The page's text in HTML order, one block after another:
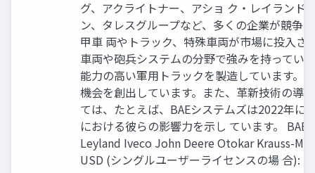
グ、アクライトナー、アショ ク・レイラン
ン、タレスグループなど、多くの企業が競争
甲車 両やトラック、特殊車両が市場に投入
車両や砲兵システムの分野で強みを持ってい
能力の高い軍用トラックを製造しています。
機会を創出しています。また、革新技術の導
ては、たとえば、BAEシステムズは2022年
における彼らの影響力を示し ています。
Leyland Iveco John Deere Otokar Krauss-
USD (シングルユーザーライセンスの場 合):